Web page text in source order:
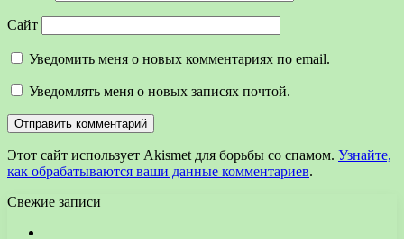
Сайт
Уведомить меня о новых комментариях по email.
Уведомлять меня о новых записях почтой.
Этот сайт использует Akismet для борьбы со спамом. Узнайте,
как обрабатываются ваши данные комментариев.
Свежие записи